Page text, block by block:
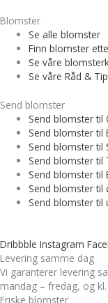
Blomster
Se alle blomster
Finn blomster
Se våre
Se våre Råd &
Send blomster
Send blomster til
Send blomster til
Send blomster til
Send blomster til
Send blomster til
Send blomster til
Send blomster til
Dribbble Instagram
Levering samme dag
Vi garanterer levering
mandag – fredag, og
Friske blomster